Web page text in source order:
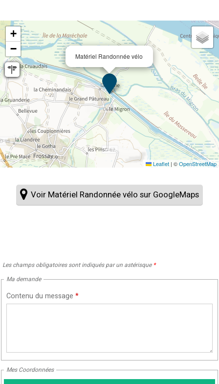
Matériel Randonnée vélo
+
−
Leaflet | ©OpenStreetMap
Voir Matériel Randonnée vélo sur GoogleMaps
Les champs obligatoires sont indiqués par un astérisque *
Ma demande
Contenu du message *
Mes Coordonnées